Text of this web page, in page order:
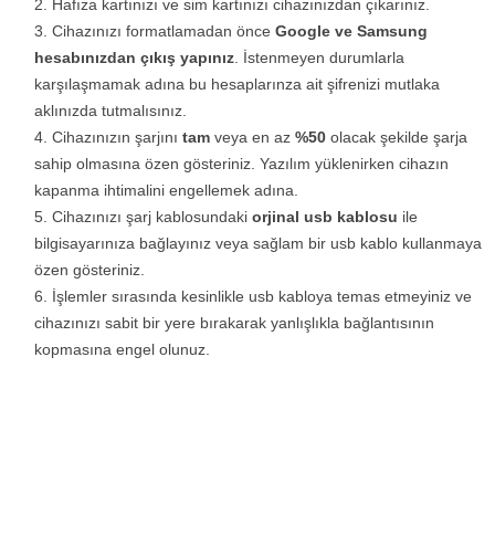
Hafıza kartınızı ve sim kartınızı cihazınızdan çıkarınız.
Cihazınızı formatlamadan önce Google ve Samsung
hesabınızdan çıkış yapınız . İstenmeyen durumlarla
karşılaşmamak adına bu hesaplarınza ait şifrenizi mutlaka
aklınızda tutmalısınız.
Cihazınızın şarjını tam veya en az %50 olacak şekilde şarja
sahip olmasına özen gösteriniz. Yazılım yüklenirken cihazın
kapanma ihtimalini engellemek adına.
Cihazınızı şarj kablosundaki orjinal usb kablosu ile
bilgisayarınıza bağlayınız veya sağlam bir usb kablo kullanmaya
özen gösteriniz.
İşlemler sırasında kesinlikle usb kabloya temas etmeyiniz ve
cihazınızı sabit bir yere bırakarak yanlışlıkla bağlantısının
kopmasına engel olunuz.